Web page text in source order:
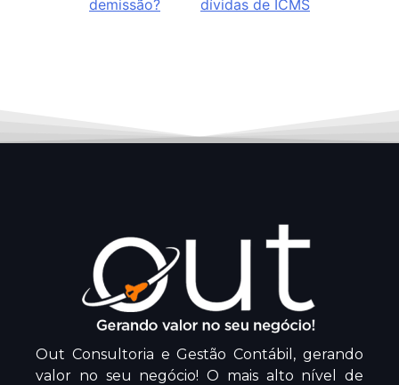
demissão?
dívidas de ICMS
Out Consultoria e Gestão Contábil, gerando
valor no seu negócio! O mais alto nível de